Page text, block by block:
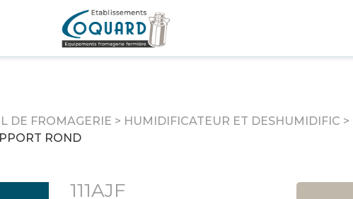
DE FROMAGERIE > HUMIDIFICATEUR ET DESHUMIDIFIC >
ROND
111AJF